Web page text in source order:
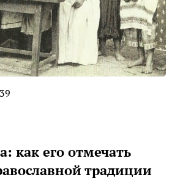
как его отмечать
традиции